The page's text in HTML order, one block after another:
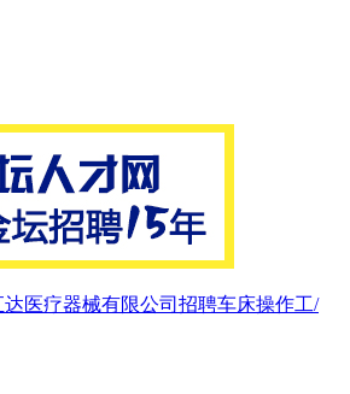
医疗器械有限公司招聘车床操作工/